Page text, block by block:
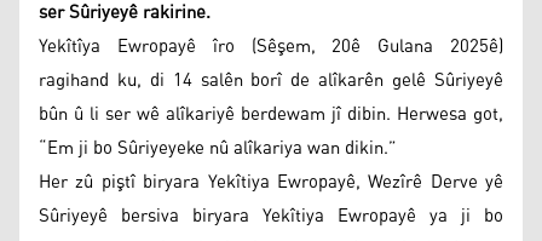
ser Sûriyeyê rakirine.
Yekîtîya Ewropayê îro (Sêşem, 20ê Gulana 2025ê)
ragihand ku, di 14 salên borî de alîkarên gelê Sûriyeyê
bûn û li ser wê alîkariyê berdewam jî dibin. Herwesa got,
“Em ji bo Sûriyeyeke nû alîkariya wan dikin.”
Her zû piştî biryara Yekîtiya Ewropayê, Wezîrê Derve yê
Sûriyeyê bersiva biryara Yekîtiya Ewropayê ya ji bo